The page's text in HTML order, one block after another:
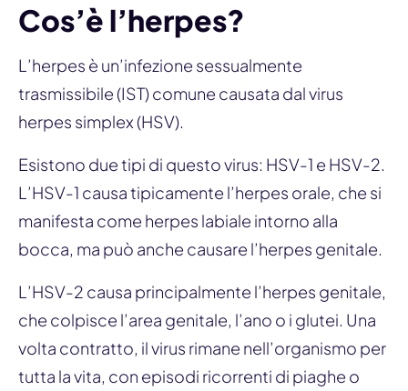
Cos’è l’herpes?
L’herpes è un’infezione sessualmente
trasmissibile (IST) comune causata dal virus
herpes simplex (HSV).
Esistono due tipi di questo virus: HSV-1 e HSV-2.
L’HSV-1 causa tipicamente l’herpes orale, che si
manifesta come herpes labiale intorno alla
bocca, ma può anche causare l’herpes genitale.
L’HSV-2 causa principalmente l’herpes genitale,
che colpisce l’area genitale, l’ano o i glutei. Una
volta contratto, il virus rimane nell’organismo per
tutta la vita, con episodi ricorrenti di piaghe o